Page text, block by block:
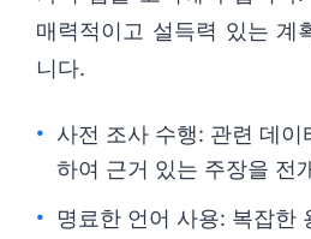
매력적이고 설득력 있는 계
니다.
사전 조사 수행: 관련 데이
하여 근거 있는 주장을 전
명료한 언어 사용: 복잡한